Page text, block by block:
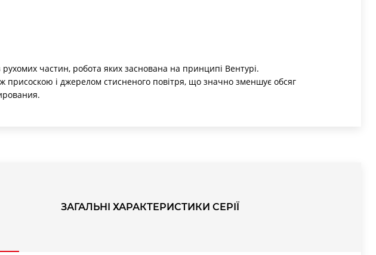
рухомих частин, робота яких заснована на принципі Вентурі.
присоскою і джерелом стисненого повітря, що значно зменшує обсяг
ЗАГАЛЬНІ ХАРАКТЕРИСТИКИ СЕРІЇ